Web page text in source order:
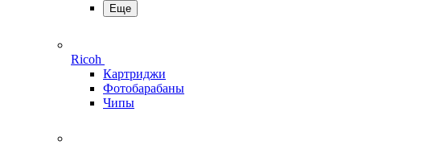
Еще
Ricoh
Картриджи
Фотобарабаны
Чипы